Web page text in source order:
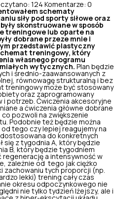
124 Komentarze: 0
schematy
siły pod sporty siłowe oraz
skonstruowane w sposób
treningowe lub oparte na
dobrane przeze mnie i
przedstawić plastyczny
treningowy, który
własnego programu
wytycznych. Plan będzie
i średnio-zaawansowanych z
równowagę strukturalną i bez
treningowy może być stosowany
oraz zaprogramowany
i potrzeb. Ćwiczenia akcesoryjne
a ćwiczenia główne dobrane
pozwoli na zwiększenie
Podobnie też będzie można
tego czy lepiej reagujemy na
do konkretnych
się z tygodnia A, który będzie
B, który będzie tygodniem
regenerację a intensywność w
zależnie od tego jak ciężko
zachowaniu tych proporcji (np.
lekki) trening cały czas
okresu odpoczynkowego nie
nie tylko tydzień lżejszy, ale i